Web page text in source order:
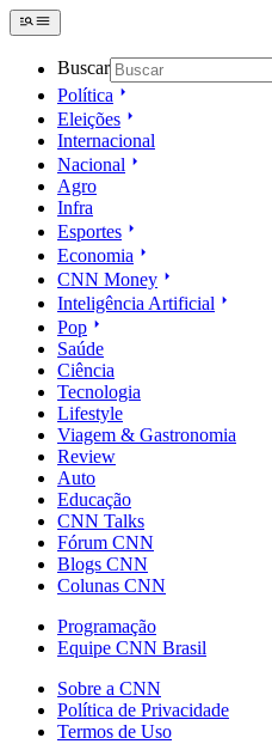
Buscar
Política
Eleições
Internacional
Nacional
Agro
Infra
Esportes
Economia
CNN Money
Inteligência Artificial
Pop
Saúde
Ciência
Tecnologia
Lifestyle
Viagem & Gastronomia
Review
Auto
Educação
CNN Talks
Fórum CNN
Blogs CNN
Colunas CNN
Programação
Equipe CNN Brasil
Sobre a CNN
Política de Privacidade
Termos de Uso